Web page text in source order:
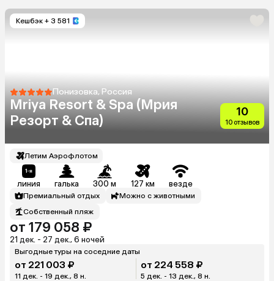
Кешбэк + 3 581
Понизовка, Россия
Mriya Resort & Spa (Мрия
Резорт & Спа)
10
10 отзывов
Летим Аэрофлотом
линия галька 300 м 127 км везде
Премиальный отдых
Можно с животными
Собственный пляж
от 179 058 ₽
21 дек. - 27 дек., 6 ночей
Выгодные туры на соседние даты
от 221 003 ₽
11 дек. - 19 дек., 8 н.
от 224 558 ₽
5 дек. - 13 дек., 8 н.